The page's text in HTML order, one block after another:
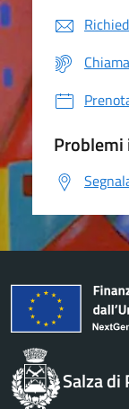
Salza di